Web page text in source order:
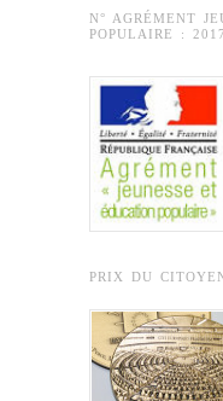
N° AGRÉMENT
POPULAIRE :
PRIX DU